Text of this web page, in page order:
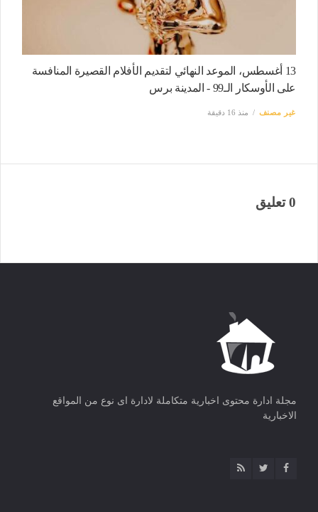
13 أغسطس، الموعد النهائي لتقديم الأفلام القصيرة المنافسة
على الأوسكار الـ99 - المدينة برس
غير مصنف منذ 16 دقيقة
0 تعليق
مجلة ادارة محتوى اخبارية متكاملة لادارة اى نوع من المواقع
الاخبارية